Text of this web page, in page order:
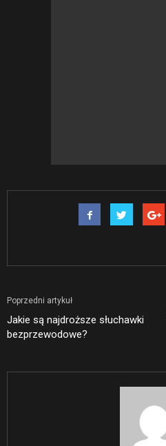
Poprzedni artykuł
Jakie są najdroższe słuchawki
bezprzewodowe?